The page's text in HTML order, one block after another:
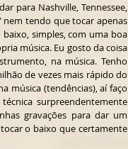
para Nashville, Tennessee,
nem tendo que tocar apenas
simples, com uma boa
música. Eu gosto da coisa
na música. Tenho
de vezes mais rápido do
música (tendências), aí faço
surpreendentemente
gravações para dar um
o baixo que certamente